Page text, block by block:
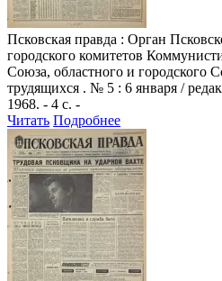
Псковская правда : Орган
городского комитетов
Союза, областного и городского
трудящихся . № 5 : 6 января /
1968. - 4 с. -
Читать Подробнее